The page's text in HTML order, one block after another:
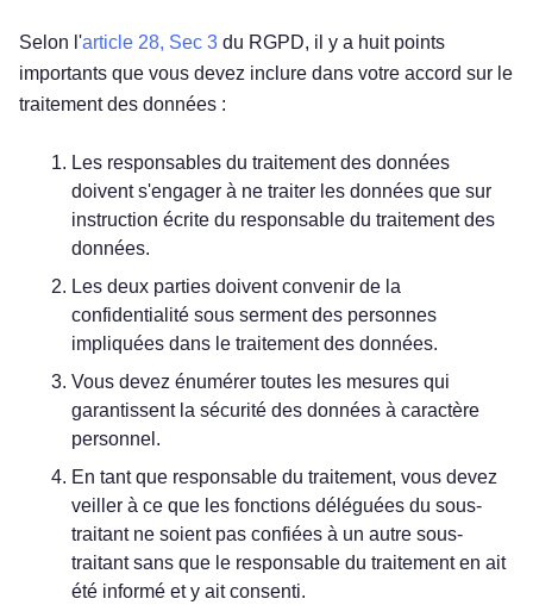
Selon l'article 28, Sec 3 du RGPD, il y a huit points
importants que vous devez inclure dans votre accord sur le
traitement des données :
Les responsables du traitement des données
doivent s'engager à ne traiter les données que sur
instruction écrite du responsable du traitement des
données.
Les deux parties doivent convenir de la
confidentialité sous serment des personnes
impliquées dans le traitement des données.
Vous devez énumérer toutes les mesures qui
garantissent la sécurité des données à caractère
personnel.
En tant que responsable du traitement, vous devez
veiller à ce que les fonctions déléguées du sous-
traitant ne soient pas confiées à un autre sous-
traitant sans que le responsable du traitement en ait
été informé et y ait consenti.